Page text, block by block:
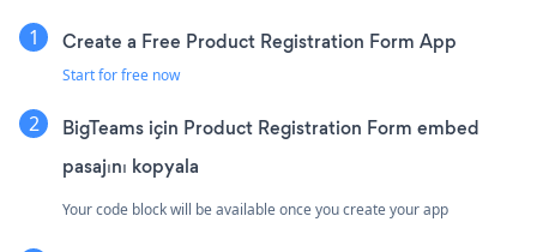
Create a Free Product Registration Form App
Start for free now
BigTeams için Product Registration Form embed
pasajını kopyala
Your code block will be available once you create your app